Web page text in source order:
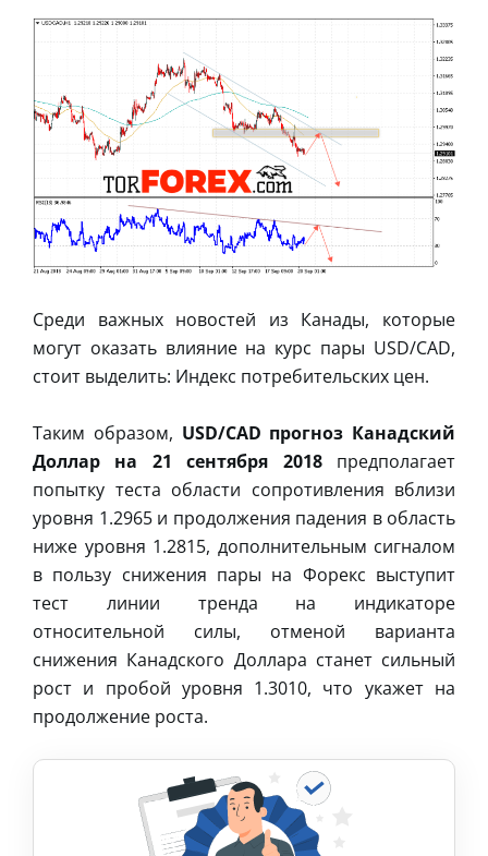
Среди важных новостей из Канады, которые
могут оказать влияние на курс пары USD/CAD,
стоит выделить: Индекс потребительских цен.
Таким образом, USD/CAD прогноз Канадский
Доллар на 21 сентября 2018предполагает
попытку теста области сопротивления вблизи
уровня 1.2965 и продолжения падения в область
ниже уровня 1.2815, дополнительным сигналом
в пользу снижения пары на Форекс выступит
тест линии тренда на индикаторе
относительной силы, отменой варианта
снижения Канадского Доллара станет сильный
рост и пробой уровня 1.3010, что укажет на
продолжение роста.